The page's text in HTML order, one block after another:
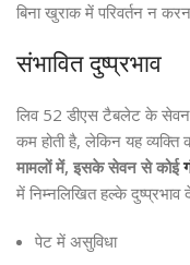
बिना खुराक में परिवर्तन न
संभावित दुष्प्रभाव
लिव 52 डीएस टैबलेट के सेवन
कम होती है, लेकिन यह व्यक्ति
मामलों में, इसके सेवन से कोई
में निम्नलिखित हल्के
पेट में असुविधा